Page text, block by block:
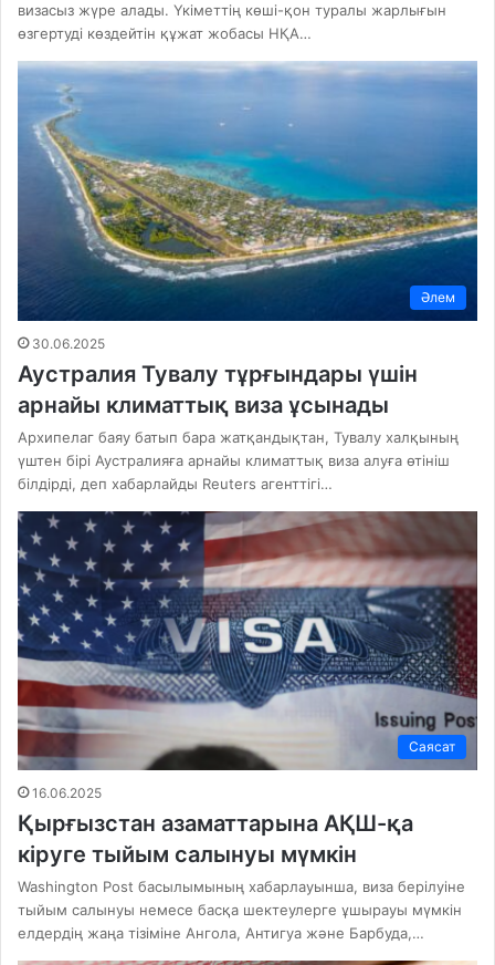
визасыз жүре алады. Үкіметтің көші-қон туралы жарлығын
өзгертуді көздейтін құжат жобасы НҚА…
Әлем
30.06.2025
Аустралия Тувалу тұрғындары үшін
арнайы климаттық виза ұсынады
Архипелаг баяу батып бара жатқандықтан, Тувалу халқының
үштен бірі Аустралияға арнайы климаттық виза алуға өтініш
білдірді, деп хабарлайды Reuters агенттігі…
Саясат
16.06.2025
Қырғызстан азаматтарына АҚШ-қа
кіруге тыйым салынуы мүмкін
Washington Post басылымының хабарлауынша, виза берілуіне
тыйым салынуы немесе басқа шектеулерге ұшырауы мүмкін
елдердің жаңа тізіміне Ангола, Антигуа және Барбуда,…